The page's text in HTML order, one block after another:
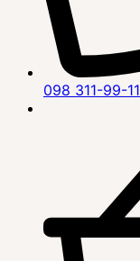
098 311-99-11